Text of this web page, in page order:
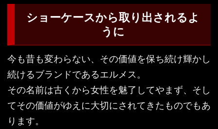
ショーケースから取り出されるよ
うに
今も昔も変わらない、その価値を保ち続け輝かし
続けるブランドであるエルメス。
その名前は古くから女性を魅了してやまず、そし
てその価値がゆえに大切にされてきたものでもあ
ります。